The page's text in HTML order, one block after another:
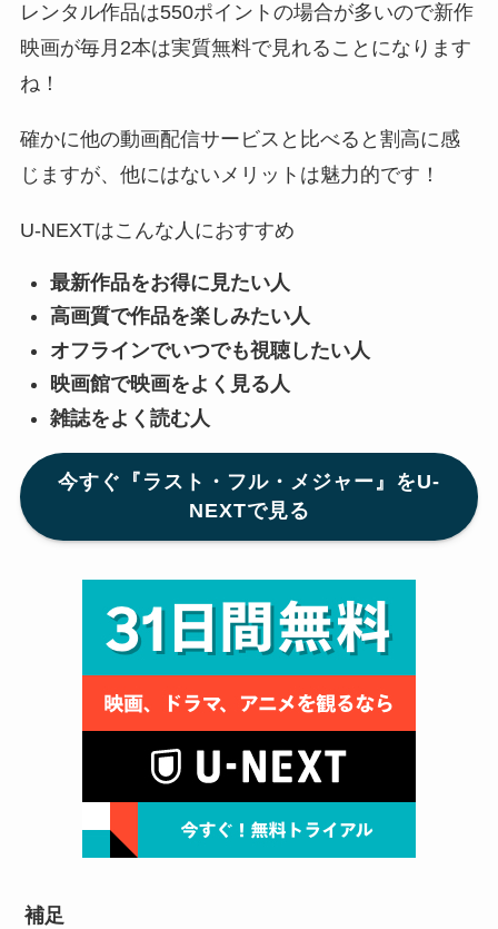
レンタル作品は550ポイントの場合が多いので新作
映画が毎月2本は実質無料で見れることになります
ね！
確かに他の動画配信サービスと比べると割高に感
じますが、他にはないメリットは魅力的です！
U-NEXTはこんな人におすすめ
最新作品をお得に見たい人
高画質で作品を楽しみたい人
オフラインでいつでも視聴したい人
映画館で映画をよく見る人
雑誌をよく読む人
今すぐ『ラスト・フル・メジャー』をU-
NEXTで見る
補足